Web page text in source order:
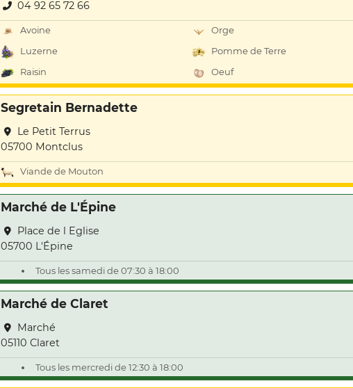
04 92 65 72 66
Avoine
Orge
Luzerne
Pomme de Terre
Raisin
Oeuf
Segretain Bernadette
Le Petit Terrus
05700 Montclus
Viande de Mouton
Marché de L'Épine
Place de l Eglise
05700 L'Épine
Tous les samedi de 07:30 à 18:00
Marché de Claret
Marché
05110 Claret
Tous les mercredi de 12:30 à 18:00